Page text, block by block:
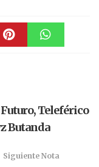
Teleférico
Butanda
Siguiente Nota